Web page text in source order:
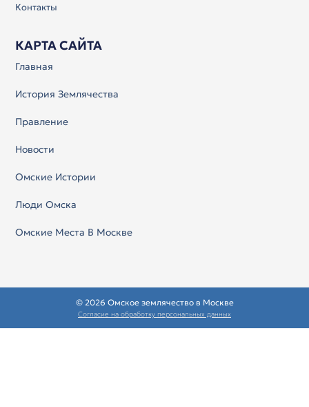
Контакты
КАРТА САЙТА
Главная
История Землячества
Правление
Новости
Омские Истории
Люди Омска
Омские Места В Москве
© 2026 Омское землячество в Москве
Согласие на обработку персональных данных